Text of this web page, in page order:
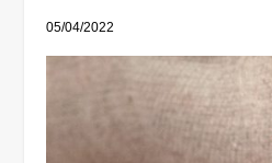
05/04/2022